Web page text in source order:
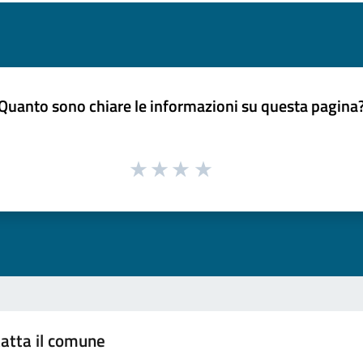
sono chiare le informazioni su questa
il comune